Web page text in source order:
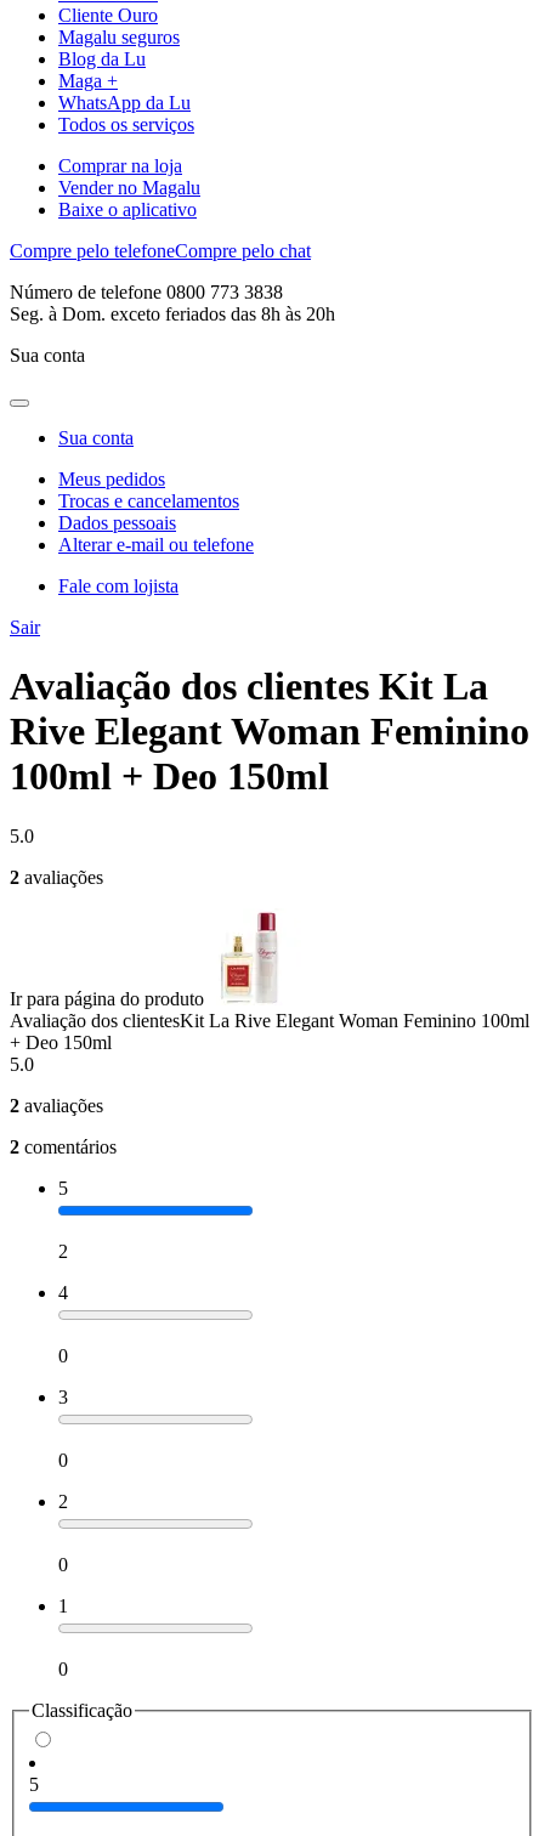
Cliente Ouro
Magalu seguros
Blog da Lu
Maga +
WhatsApp da Lu
Todos os serviços
Comprar na loja
Vender no Magalu
Baixe o aplicativo
Compre pelo telefoneCompre pelo chat
Número de telefone 0800 773 3838
Seg. à Dom. exceto feriados das 8h às 20h
Sua conta
Sua conta
Meus pedidos
Trocas e cancelamentos
Dados pessoais
Alterar e-mail ou telefone
Fale com lojista
Sair
Avaliação dos clientes Kit La
Rive Elegant Woman Feminino
100ml + Deo 150ml
5.0
2 avaliações
Ir para página do produto
Avaliação dos clientesKit La Rive Elegant Woman Feminino 100ml
+ Deo 150ml
5.0
2 avaliações
2 comentários
5
2
4
0
3
0
2
0
1
0
Classificação
5